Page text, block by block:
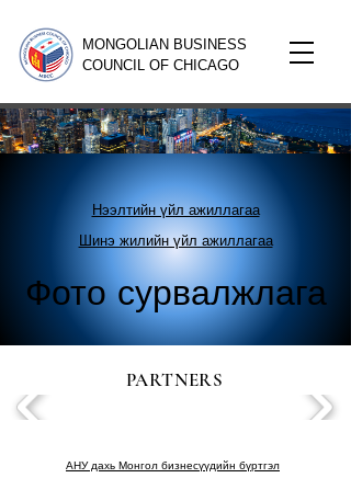
MONGOLIAN BUSINESS
COUNCIL OF CHICAGO
Нээлтийн үйл ажиллагаа
Шинэ жилийн үйл ажиллагаа
Фото сурвалжлага
PARTNERS
АНУ дахь Монгол бизнесүүдийн бүртгэл